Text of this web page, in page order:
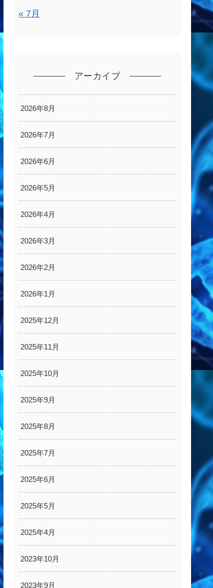
« 7月
アーカイブ
2026年8月
2026年7月
2026年6月
2026年5月
2026年4月
2026年3月
2026年2月
2026年1月
2025年12月
2025年11月
2025年10月
2025年9月
2025年8月
2025年7月
2025年6月
2025年5月
2025年4月
2023年10月
2023年9月